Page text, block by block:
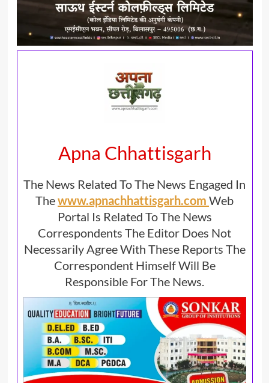
Apna Chhattisgarh
The News Related To The News Engaged In
Thewww.apnachhattisgarh.com Web
Portal Is Related To The News
Correspondents The Editor Does Not
Necessarily Agree With These Reports The
Correspondent Himself Will Be
Responsible For The News.